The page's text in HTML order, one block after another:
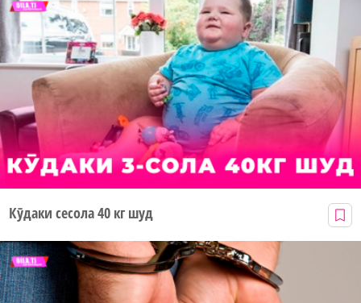
Кӯдаки сесола 40 кг шуд